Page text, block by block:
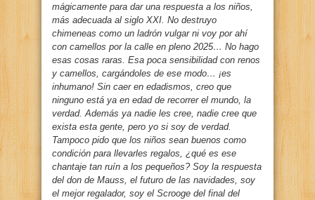
mágicamente para dar una respuesta a los niños,
más adecuada al siglo XXI. No destruyo
chimeneas como un ladrón vulgar ni voy por ahí
con camellos por la calle en pleno 2025… No hago
esas cosas raras. Esa poca sensibilidad con renos
y camellos, cargándoles de ese modo… ¡es
inhumano! Sin caer en edadismos, creo que
ninguno está ya en edad de recorrer el mundo, la
verdad. Además ya nadie les cree, nadie cree que
exista esta gente, pero yo si soy de verdad.
Tampoco pido que los niños sean buenos como
condición para llevarles regalos, ¿qué es ese
chantaje tan ruín a los pequeños? Soy la respuesta
del don de Mauss, el futuro de las navidades, soy
el mejor regalador, soy el Scrooge del final del